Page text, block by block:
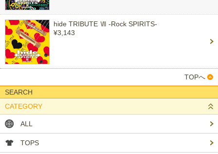
hide TRIBUTE Ⅶ -Rock SPIRITS-
¥3,143
TOPへ
SEARCH
CATEGORY
ALL
TOPS